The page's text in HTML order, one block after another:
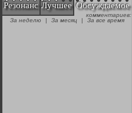
"Аркадий Коц" на
эгалите-фесте "Не
Резонанс Лучшее Обсуждаемое
комментариев:
За неделю
| За месяц | За все время